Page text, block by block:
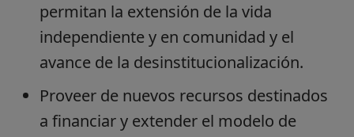
permitan la extensión de la vida
independiente y en comunidad y el
avance de la desinstitucionalización.
Proveer de nuevos recursos destinados
a financiar y extender el modelo de